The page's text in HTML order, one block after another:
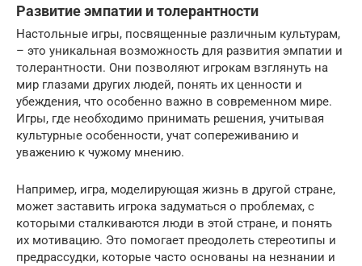
Развитие эмпатии и толерантности
Настольные игры, посвященные различным культурам,
– это уникальная возможность для развития эмпатии и
толерантности. Они позволяют игрокам взглянуть на
мир глазами других людей, понять их ценности и
убеждения, что особенно важно в современном мире.
Игры, где необходимо принимать решения, учитывая
культурные особенности, учат сопереживанию и
уважению к чужому мнению.
Например, игра, моделирующая жизнь в другой стране,
может заставить игрока задуматься о проблемах, с
которыми сталкиваются люди в этой стране, и понять
их мотивацию. Это помогает преодолеть стереотипы и
предрассудки, которые часто основаны на незнании и